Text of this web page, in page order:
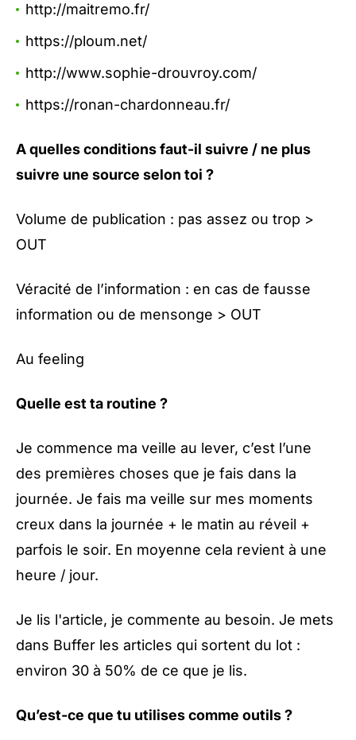
http://maitremo.fr/
https://ploum.net/
http://www.sophie-drouvroy.com/
https://ronan-chardonneau.fr/
A quelles conditions faut-il suivre / ne plus
suivre une source selon toi ?
Volume de publication : pas assez ou trop >
OUT
Véracité de l’information : en cas de fausse
information ou de mensonge > OUT
Au feeling
Quelle est ta routine ?
Je commence ma veille au lever, c’est l’une
des premières choses que je fais dans la
journée. Je fais ma veille sur mes moments
creux dans la journée + le matin au réveil +
parfois le soir. En moyenne cela revient à une
heure / jour.
Je lis l'article, je commente au besoin. Je mets
dans Buffer les articles qui sortent du lot :
environ 30 à 50% de ce que je lis.
Qu’est-ce que tu utilises comme outils ?